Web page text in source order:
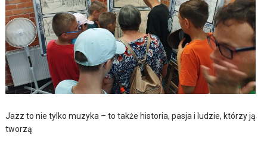
Jazz to nie tylko muzyka – to także historia, pasja i ludzie, którzy ją
tworzą